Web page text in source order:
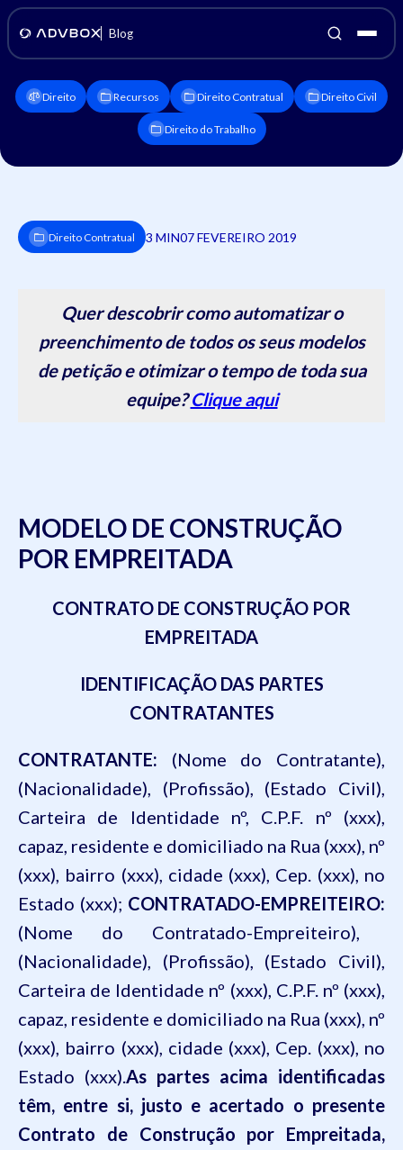
Blog
Direito Recursos Direito Contratual Direito Civil
Direito do Trabalho
Direito Contratual 3 MIN07 FEVEREIRO 2019
Quer descobrir como automatizar o
preenchimento de todos os seus modelos
de petição e otimizar o tempo de toda sua
equipe?Clique aqui
MODELO DE CONSTRUÇÃO
POR EMPREITADA
CONTRATO DE CONSTRUÇÃO POR
EMPREITADA
IDENTIFICAÇÃO DAS PARTES
CONTRATANTES
CONTRATANTE: (Nome do Contratante),
(Nacionalidade), (Profissão), (Estado Civil),
Carteira de Identidade nº, C.P.F. nº (xxx),
capaz, residente e domiciliado na Rua (xxx), nº
(xxx), bairro (xxx), cidade (xxx), Cep. (xxx), no
Estado (xxx); CONTRATADO-EMPREITEIRO:
(Nome do Contratado-Empreiteiro),
(Nacionalidade), (Profissão), (Estado Civil),
Carteira de Identidade nº (xxx), C.P.F. nº (xxx),
capaz, residente e domiciliado na Rua (xxx), nº
(xxx), bairro (xxx), cidade (xxx), Cep. (xxx), no
Estado (xxx).As partes acima identificadas
têm, entre si, justo e acertado o presente
Contrato de Construção por Empreitada,